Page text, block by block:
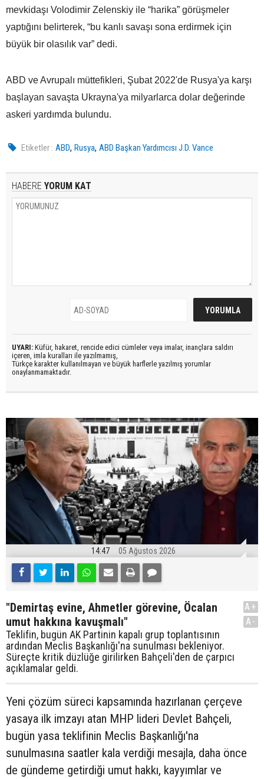
mevkidaşı Volodimir Zelenskiy ile “harika” görüşmeler
yaptığını belirterek, “bu kanlı savaşı sona erdirmek için
büyük bir olasılık var” dedi.
ABD ve Avrupalı müttefikleri, Şubat 2022'de Rusya'ya karşı
başlayan savaşta Ukrayna'ya milyarlarca dolar değerinde
askeri yardımda bulundu.
Etiketler : ABD,Rusya,ABD Başkan Yardımcısı J.D. Vance
HABERE YORUM KAT
UYARI: Küfür, hakaret, rencide edici cümleler veya imalar, inançlara saldırı
içeren, imla kuralları ile yazılmamış,
Türkçe karakter kullanılmayan ve büyük harflerle yazılmış yorumlar
onaylanmamaktadır.
14:47 05 Ağustos 2026
"Demirtaş evine, Ahmetler görevine, Öcalan
umut hakkına kavuşmalı"
Teklifin, bugün AK Partinin kapalı grup toplantısının
ardından Meclis Başkanlığı'na sunulması bekleniyor.
Süreçte kritik düzlüğe girilirken Bahçeli'den de çarpıcı
açıklamalar geldi.
A+
A-
Yeni çözüm süreci kapsamında hazırlanan çerçeve
yasaya ilk imzayı atan MHP lideri Devlet Bahçeli,
bugün yasa teklifinin Meclis Başkanlığı'na
sunulmasına saatler kala verdiği mesajla, daha önce
de gündeme getirdiği umut hakkı, kayyımlar ve